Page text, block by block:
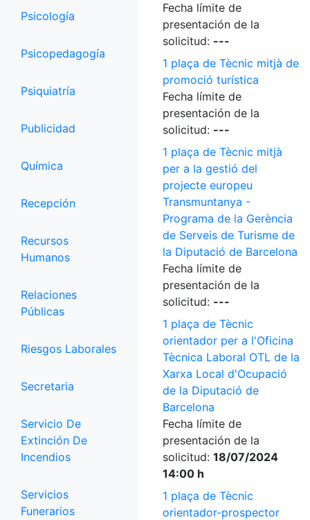
Psicología
Psicopedagogía
Psiquiatría
Publicidad
Química
Recepción
Recursos
Humanos
Relaciones
Públicas
Riesgos Laborales
Secretaria
Servicio De
Extinción De
Incendios
Servicios
Funerarios
Fecha límite de
presentación de la
solicitud: ---
1 plaça de Tècnic mitjà de
promoció turística
Fecha límite de
presentación de la
solicitud: ---
1 plaça de Tècnic mitjà
per a la gestió del
projecte europeu
Transmuntanya -
Programa de la Gerència
de Serveis de Turisme de
la Diputació de Barcelona
Fecha límite de
presentación de la
solicitud: ---
1 plaça de Tècnic
orientador per a l'Oficina
Tècnica Laboral OTL de la
Xarxa Local d'Ocupació
de la Diputació de
Barcelona
Fecha límite de
presentación de la
solicitud: 18/07/2024
14:00 h
1 plaça de Tècnic
orientador-prospector